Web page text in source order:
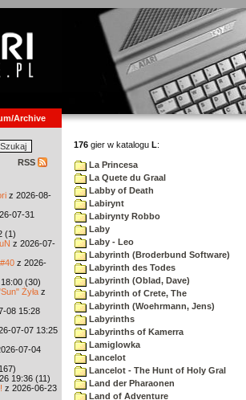
Archive
RSS
z 2026-08-
07-31
(1)
z 2026-07-
z 2026-
(30)
Żyła z
08 15:28
07-07 13:25
07-04
19:36 (11)
z 2026-06-23
176 gier w katalogu L:
La Princesa
La Quete du Graal
Labby of Death
Labirynt
Labirynty Robbo
Laby
Laby - Leo
Labyrinth (Broderbund Software)
Labyrinth des Todes
Labyrinth (Oblad, Dave)
Labyrinth of Crete, The
Labyrinth (Woehrmann, Jens)
Labyrinths
Labyrinths of Kamerra
Lamiglowka
Lancelot
Lancelot - The Hunt of Holy Gral
Land der Pharaonen
Land of Adventure